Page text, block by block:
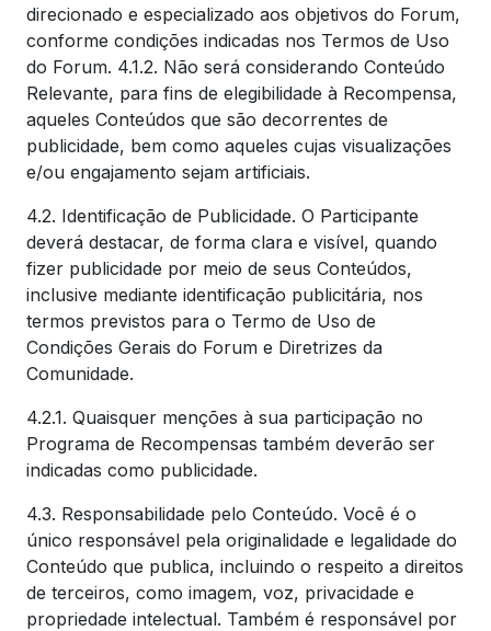
direcionado e especializado aos objetivos do Forum,
conforme condições indicadas nos Termos de Uso
do Forum. 4.1.2. Não será considerando Conteúdo
Relevante, para fins de elegibilidade à Recompensa,
aqueles Conteúdos que são decorrentes de
publicidade, bem como aqueles cujas visualizações
e/ou engajamento sejam artificiais.
4.2. Identificação de Publicidade. O Participante
deverá destacar, de forma clara e visível, quando
fizer publicidade por meio de seus Conteúdos,
inclusive mediante identificação publicitária, nos
termos previstos para o Termo de Uso de
Condições Gerais do Forum e Diretrizes da
Comunidade.
4.2.1. Quaisquer menções à sua participação no
Programa de Recompensas também deverão ser
indicadas como publicidade.
4.3. Responsabilidade pelo Conteúdo. Você é o
único responsável pela originalidade e legalidade do
Conteúdo que publica, incluindo o respeito a direitos
de terceiros, como imagem, voz, privacidade e
propriedade intelectual. Também é responsável por